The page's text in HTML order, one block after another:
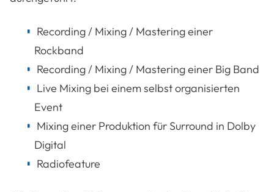
Recording / Mixing / Mastering einer
Rockband
Recording / Mixing / Mastering einer Big Band
Live Mixing bei einem selbst organisierten
Event
Mixing einer Produktion für Surround in Dolby
Digital
Radiofeature